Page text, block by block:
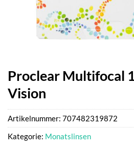
Proclear Multifocal
Vision
Artikelnummer: 707482319872
Kategorie: Monatslinsen